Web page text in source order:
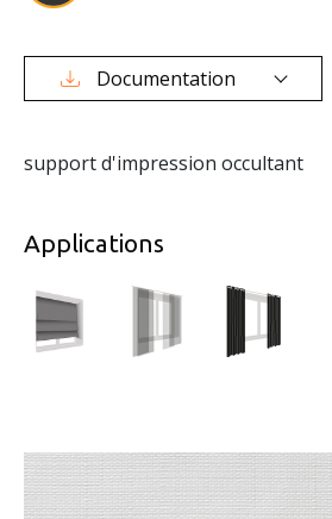
Documentation
support d'impression occultant
Applications